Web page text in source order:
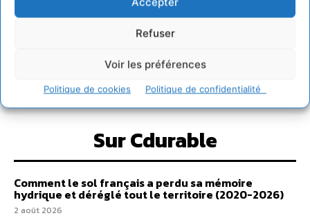
Refuser
Voir les préférences
Politique de cookies Politique de confidentialité
Sur Cdurable
Comment le sol français a perdu sa mémoire
hydrique et déréglé tout le territoire (2020-2026)
2 août 2026